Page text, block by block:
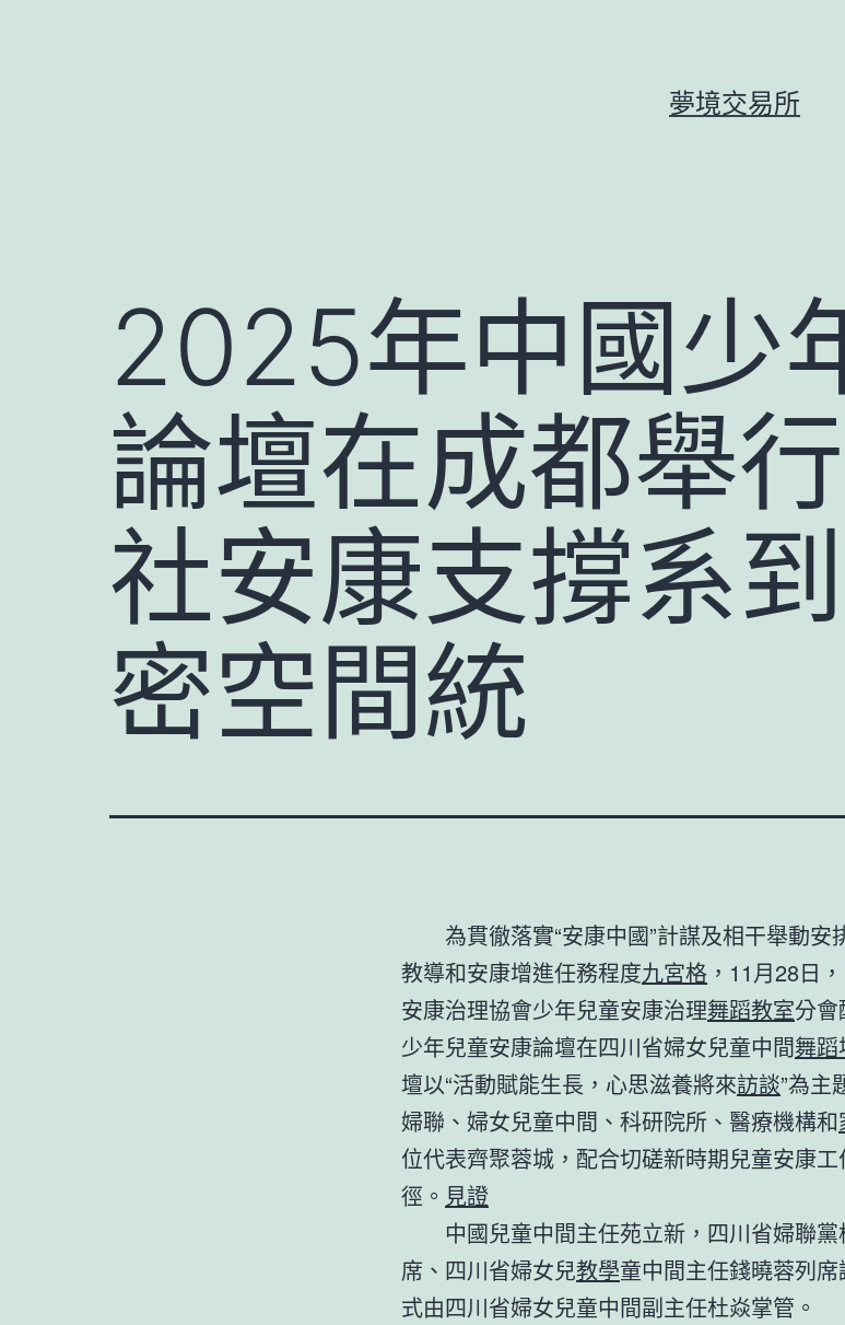
夢境交易所
2025年中國少
論壇在成都舉
社安康支撐系
密空間統
為貫徹落實“安康中國”計謀及相干舉動
教導和安康增進任務程度九宮格 ，11月28日
安康治理協會少年兒童安康治理舞蹈教室分
少年兒童安康論壇在四川省婦女兒童中間舞
壇以“活動賦能生長，心思滋養將來訪談”為主
婦聯、婦女兒童中間、科研院所、醫療機構和
位代表齊聚蓉城，配合切磋新時期兒童安康
徑。 見證
中國兒童中間主任苑立新，四川省婦聯
席、四川省婦女兒教學童中間主任錢曉蓉列
式由四川省婦女兒童中間副主任杜焱掌管。